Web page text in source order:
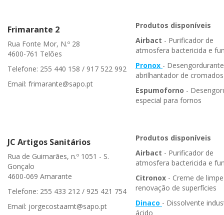
Frimarante 2
Rua Fonte Mor, N.º 28
4600-761 Telões
Telefone: 255 440 158 / 917 522 992
Email: frimarante@sapo.pt
Produtos disponíveis
Airbact - Purificador de
atmosfera bactericida e
Pronox - Desengordurante
abrilhantador de
Espumoforno -
especial para fornos
JC Artigos Sanitários
Rua de Guimarães, n.º 1051 - S.
Gonçalo
4600-069 Amarante
Telefone: 255 433 212 / 925 421 754
Email: jorgecostaamt@sapo.pt
Produtos disponíveis
Airbact - Purificador de
atmosfera bactericida e
Citronox - Creme de
renovação de superfícies
Dinaco - Dissolvente
ácido